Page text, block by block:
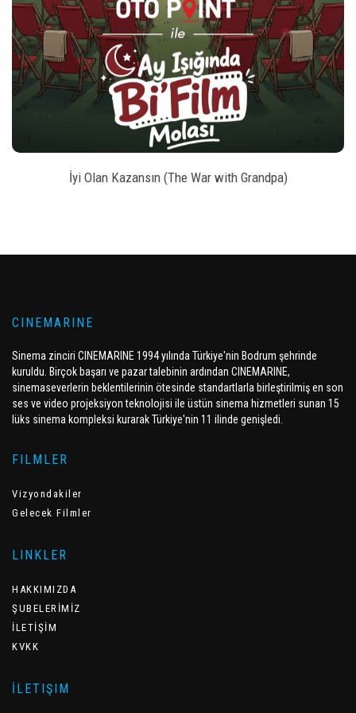
style BILET SATIN AL
İyi Olan Kazansın (The War with Grandpa)
CINEMARINE
Sinema zinciri CINEMARINE 1994 yılında Türkiye'nin Bodrum şehrinde
kuruldu. Birçok başarı ve pazar talebinin ardından CINEMARINE,
sinemaseverlerin beklentilerinin ötesinde standartlarla birleştirilmiş en son
ses ve video projeksiyon teknolojisi ile üstün sinema hizmetleri sunan 15
lüks sinema kompleksi kurarak Türkiye'nin 11 ilinde genişledi.
FILMLER
Vizyondakiler
Gelecek Filmler
LINKLER
HAKKIMIZDA
ŞUBELERİMİZ
İLETİŞİM
KVKK
İLETIŞIM